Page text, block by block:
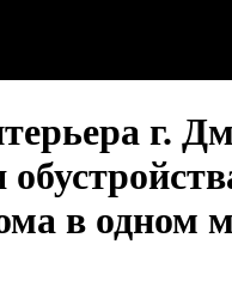
г.
в одном